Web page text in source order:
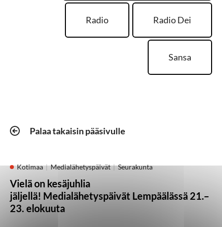
Radio Radio Dei
Sansa
Palaa takaisin pääsivulle
Kotimaa Medialähetyspäivät Seurakunta
Vielä on kesäjuhlia
jäljellä! Medialähetyspäivät Lempäälässä 21.–
23. elokuuta